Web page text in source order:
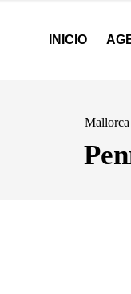
INICIO